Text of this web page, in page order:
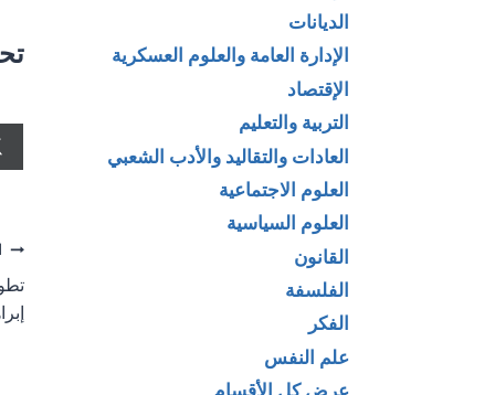
الديانات
الإدارة العامة والعلوم العسكرية
الإقتصاد
التربية والتعليم
العادات والتقاليد والأدب الشعبي
العلوم الاجتماعية
العلوم السياسية
القانون
الفلسفة
الفكر
علم النفس